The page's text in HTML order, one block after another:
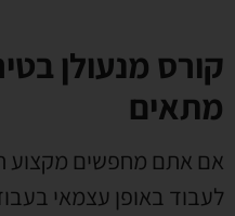
קורס מנעולן
מתאים
אם אתם מחפשים מקצוע
לעבוד באופן עצמאי